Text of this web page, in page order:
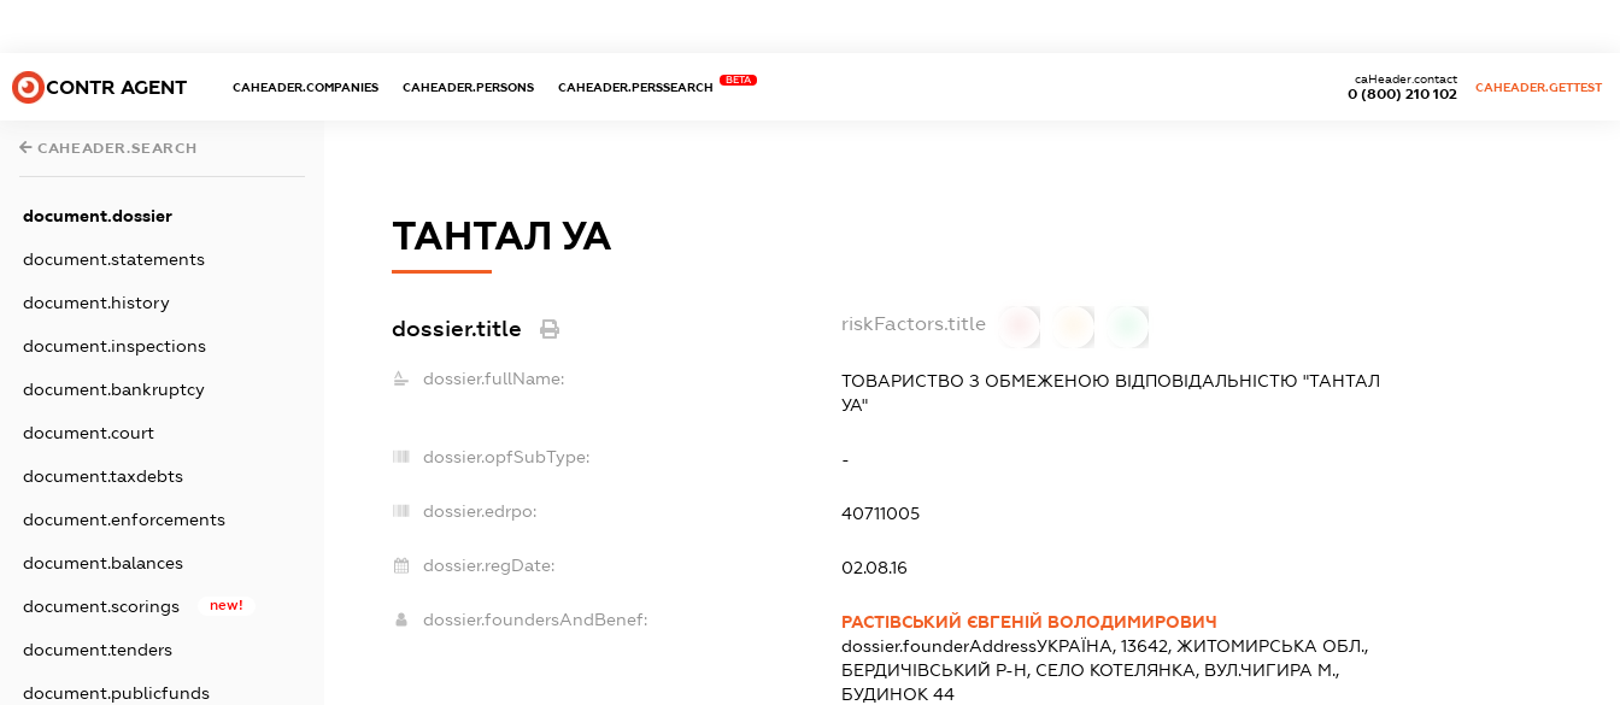
CONTR AGENT CAHEADER.COMPANIES CAHEADER.PERSONS CAHEADER.PERSSEARCH
BETA
0 (800) 210 102
caHeader.contact
CAHEADER.GETTEST
CAHEADER.SEARCH
document.dossier
document.statements
document.history
document.inspections
document.bankruptcy
document.court
document.taxdebts
document.enforcements
document.balances
document.scorings new!
document.tenders
document.publicfunds
ТАНТАЛ УА
dossier.title riskFactors.title
dossier.fullName:
ТОВАРИСТВО З ОБМЕЖЕНОЮ ВІДПОВІДАЛЬНІСТЮ "ТАНТАЛ
УА"
dossier.opfSubType: -
dossier.edrpo: 40711005
dossier.regDate: 02.08.16
dossier.foundersAndBenef:
РАСТІВСЬКИЙ ЄВГЕНІЙ ВОЛОДИМИРОВИЧ
dossier.founderAddressУКРАЇНА, 13642, ЖИТОМИРСЬКА ОБЛ.,
БЕРДИЧІВСЬКИЙ Р-Н, СЕЛО КОТЕЛЯНКА, ВУЛ.ЧИГИРА М.,
БУДИНОК 44